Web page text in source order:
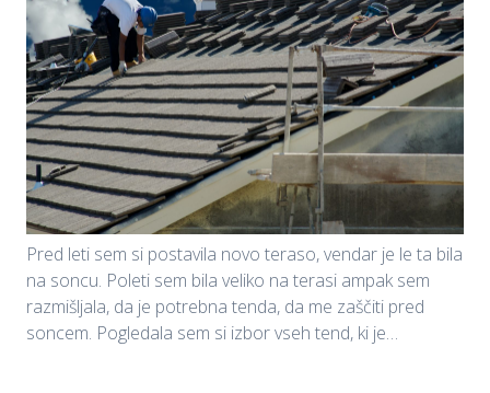
Pred leti sem si postavila novo teraso, vendar je le ta bila
na soncu. Poleti sem bila veliko na terasi ampak sem
razmišljala, da je potrebna tenda, da me zaščiti pred
soncem. Pogledala sem si izbor vseh tend, ki je…